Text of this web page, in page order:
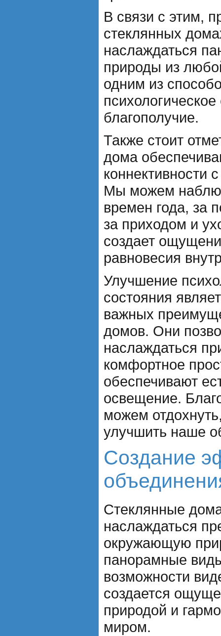
В связи с этим,
стеклянных
наслаждаться
природы из
одним из
благополучие.
Также стоит
дома
коннективности
Мы можем
времен года, за
за приходом и
создает
равновесия
Улучшение
состояния
важных
домов. Они
наслаждаться
комфортное
обеспечивают
освещение.
можем
улучшить наше
Создание
Стеклянные
наслаждаться
окружающую
панорамные
возможности
создается
природой и
миром.